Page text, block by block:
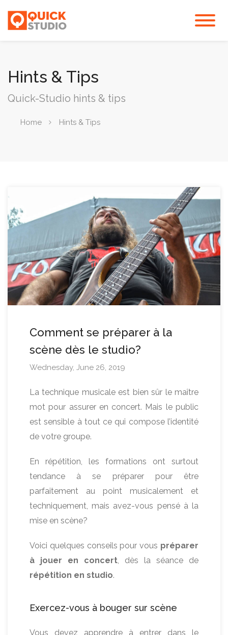
Hints & Tips
Quick-Studio hints & tips
Home Hints & Tips
Comment se préparer à la
scène dès le studio?
Wednesday, June 26, 2019
La technique musicale est bien sûr le maître
mot pour assurer en concert. Mais le public
est sensible à tout ce qui compose l’identité
de votre groupe.
En répétition, les formations ont surtout
tendance à se préparer pour être
parfaitement au point musicalement et
techniquement, mais avez-vous pensé à la
mise en scène?
Voici quelques conseils pour vous préparer
à jouer en concert, dès la séance de
répétition en studio.
Exercez-vous à bouger sur scène
Vous devez apprendre à entrer dans le